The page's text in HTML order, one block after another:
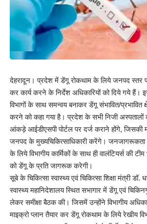
देहरादून। प्रदेश में डेंगू रोकथाम के लिये जनपद स्तर
कर कार्य करने के निर्देश अधिकारियों को दिये गये हैं।
विभागों के साथ समन्वय बनाकर डेंगू संभावित/प्रभावित
करने को कहा गया है। प्रदेश के सभी निजी अस्पतालों
आंकड़े आईडीएसपी पोर्टल पर दर्ज कराने होंगे, जिसकी
जनपद के मुख्यचिकित्साधिकारी करेंगे।
के लिये विभागीय कार्मिकों के साथ ही वालंटियर्स की
को डेंगू के प्रति जागरूक करेगी।
सूबे के चिकित्सा स्वास्थ्य एवं चिकित्सा शिक्षा मंत्री
स्वास्थ्य महानिदेशालय स्थित सभागार में डेंगू एवं
लेकर समीक्षा बैठक की। जिसमें उन्होंने विभागीय
माइक्रो प्लान तैयार कर डेंगू रोकथाम के लिये रेखीय